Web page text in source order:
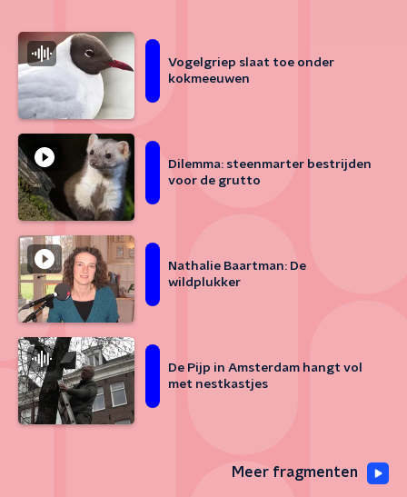
Vogelgriep slaat toe onder
kokmeeuwen
Dilemma: steenmarter bestrijden
voor de grutto
Nathalie Baartman: De
wildplukker
De Pijp in Amsterdam hangt vol
met nestkastjes
Meer fragmenten